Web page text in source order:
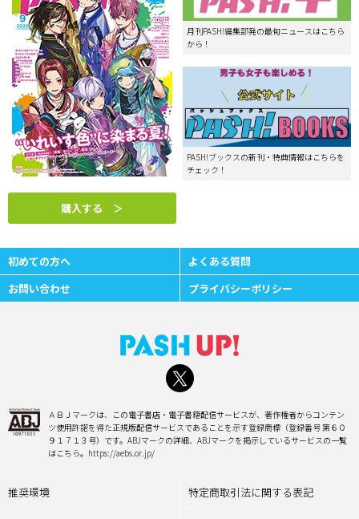
購入する ＞
月刊PASH!編集部発の最旬ニュースはこちら
から！
PASH!ブックスの新刊・特典情報はこちらを
チェック！
初めての方へ
よくある質問
お問い合わせ
プライバシーポリシー
ＡＢＪマークは、この電子書店・電子書籍配信サービスが、著作権者からコンテン
ツ使用許諾を得た正規版配信サービスであることを示す登録商標（登録番号 第６０
９１７１３号）です。ABJマークの詳細、ABJマークを掲示しているサービスの一覧
はこちら。https://aebs.or.jp/
推奨環境 特定商取引法に関する表記